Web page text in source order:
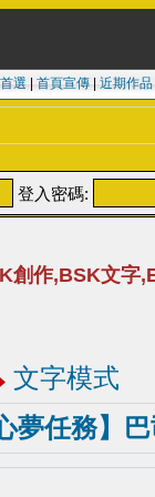
首選 首頁宣傳| 近期作品
登入密碼:
創作,BSK文字
文字模式
任務】